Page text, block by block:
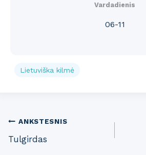
Vardadienis
06-11
Lietuviška kilmė
Post
navigation
ANKSTESNIS
Tulgirdas